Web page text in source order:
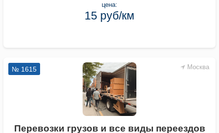
цена:
15 руб/км
Москва
№ 1615
Перевозки грузов и все виды переездов